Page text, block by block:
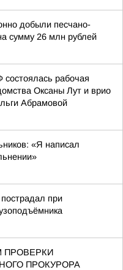
добыли песчано-
сумму 26 млн рублей
рабочая
Оксаны Лут и врио
Абрамовой
«Я написал
при
ПРОВЕРКИ
ПРОКУРОРА